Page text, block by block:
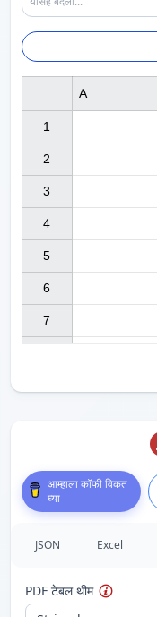
1
2
3
4
5
6
7
A
आम्हाला कॉफी विकत
घ्या
JSON Excel
PDF टेबल थीम